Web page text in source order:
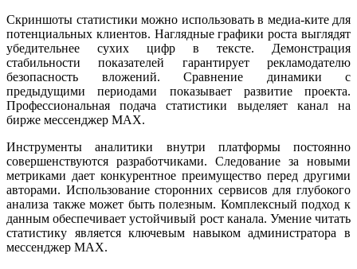
Скриншоты статистики можно использовать в медиа-ките для
потенциальных клиентов. Наглядные графики роста выглядят
убедительнее сухих цифр в тексте. Демонстрация
стабильности показателей гарантирует рекламодателю
безопасность вложений. Сравнение динамики с
предыдущими периодами показывает развитие проекта.
Профессиональная подача статистики выделяет канал на
бирже мессенджер MAX.
Инструменты аналитики внутри платформы постоянно
совершенствуются разработчиками. Следование за новыми
метриками дает конкурентное преимущество перед другими
авторами. Использование сторонних сервисов для глубокого
анализа также может быть полезным. Комплексный подход к
данным обеспечивает устойчивый рост канала. Умение читать
статистику является ключевым навыком администратора в
мессенджер MAX.